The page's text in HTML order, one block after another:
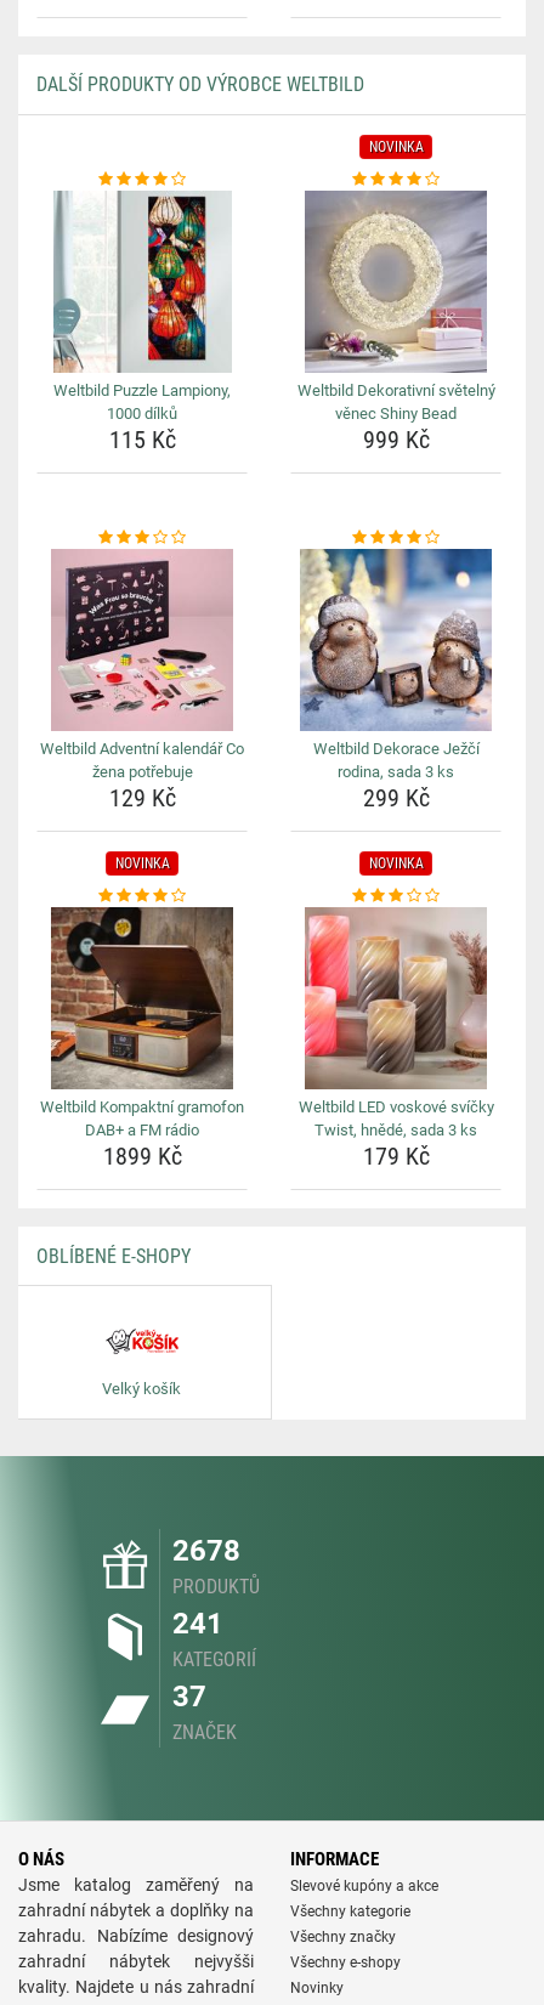
DALŠÍ PRODUKTY OD VÝROBCE WELTBILD
Weltbild Puzzle Lampiony,
1000 dílků
115 Kč
NOVINKA
Weltbild Dekorativní světelný
věnec Shiny Bead
999 Kč
Weltbild Adventní kalendář Co
žena potřebuje
129 Kč
Weltbild Dekorace Ježčí
rodina, sada 3 ks
299 Kč
NOVINKA
Weltbild Kompaktní gramofon
DAB+ a FM rádio
1899 Kč
NOVINKA
Weltbild LED voskové svíčky
Twist, hnědé, sada 3 ks
179 Kč
OBLÍBENÉ E-SHOPY
Velký košík
2678
PRODUKTŮ
241
KATEGORIÍ
37
ZNAČEK
O NÁS
Jsme katalog zaměřený na
zahradní nábytek a doplňky na
zahradu. Nabízíme designový
zahradní nábytek nejvyšši
kvality. Najdete u nás zahradní
INFORMACE
Slevové kupóny a akce
Všechny kategorie
Všechny značky
Všechny e-shopy
Novinky